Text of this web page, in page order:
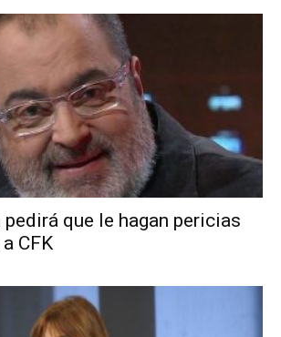
que le hagan pericias
CFK